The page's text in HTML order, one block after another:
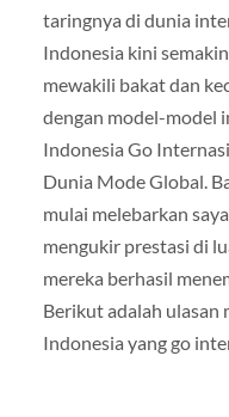
taringnya di dunia
Indonesia kini
mewakili bakat dan
dengan model-model
Indonesia Go
Dunia Mode Global.
mulai melebarkan
mengukir prestasi di
mereka berhasil
Berikut adalah ulasan
Indonesia yang go